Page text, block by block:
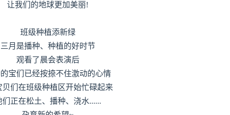
让我们的地球更加美丽!
班级种植添新绿
三月是播种、种植的好时节
观看了晨会表演后
宝们已经按捺不住激动的心情
贝们在班级种植区开始忙碌起来
们正在松土、播种、浇水......